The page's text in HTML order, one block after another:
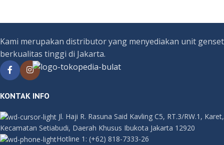
Kami merupakan distributor yang menyediakan unit genset
berkualitas tinggi di Jakarta.
KONTAK INFO
Jl. Haji R. Rasuna Said Kavling C5, RT.3/RW.1, Karet,
Kecamatan Setiabudi, Daerah Khusus Ibukota Jakarta 12920
Hotline 1: (+62) 818-7333-26